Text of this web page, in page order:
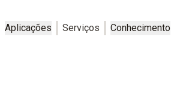
Aplicações Serviços Conhecimento